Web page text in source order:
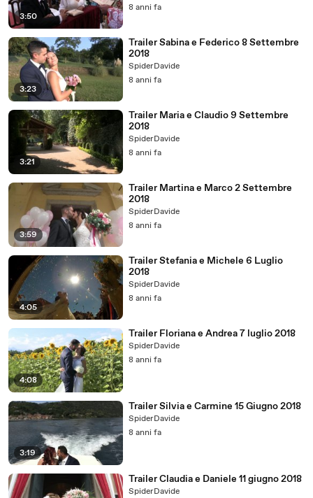
3:50
8 anni fa
3:23
Trailer Sabina e Federico 8 Settembre
2018
SpiderDavide
8 anni fa
3:21
Trailer Maria e Claudio 9 Settembre
2018
SpiderDavide
8 anni fa
3:59
Trailer Martina e Marco 2 Settembre
2018
SpiderDavide
8 anni fa
4:05
Trailer Stefania e Michele 6 Luglio
2018
SpiderDavide
8 anni fa
4:08
Trailer Floriana e Andrea 7 luglio 2018
SpiderDavide
8 anni fa
3:19
Trailer Silvia e Carmine 15 Giugno 2018
SpiderDavide
8 anni fa
Trailer Claudia e Daniele 11 giugno 2018
SpiderDavide